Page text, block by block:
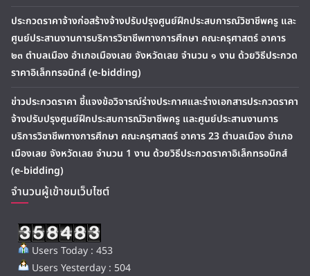
ประกวดราคาจ้างก่อสร้างจ้างปรับปรุงศูนย์ฝึกประสบการณ์วิชาชีพครู และ
ศูนย์ประสานงานการบริการวิชาชีพทางการศึกษา คณะครุศาสตร์ อาคาร
๒๓ ตำบลเมือง อำเภอเมืองเลย จังหวัดเลย จำนวน ๑ งาน ด้วยวิธีประกวด
ราคาอิเล็กทรอนิกส์ (e-bidding)
ข่าวประกวดราคา ชี้แจงข้อวิจารณ์ร่างประกาศและร่างเอกสารประกวดราคา
จ้างปรับปรุงศูนย์ฝึกประสบการณ์วิชาชีพครู และศูนย์ประสานงานการ
บริการวิชาชีพทางการศึกษา คณะครุศาสตร์ อาคาร 23 ตำบลเมือง อำเภอ
เมืองเลย จังหวัดเลย จำนวน 1 งาน ด้วยวิธีประกวดราคาอิเล็กทรอนิกส์
(e-bidding)
จำนวนผู้เข้าชมเว็บไซต์
Users Today : 453
Users Yesterday : 504